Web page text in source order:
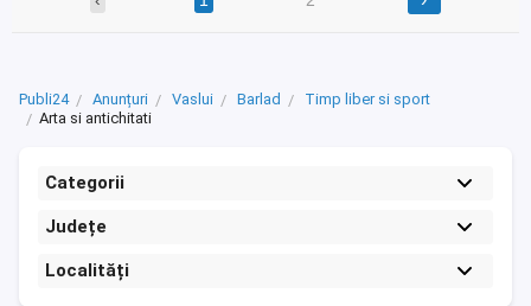
Publi24 Anunțuri Vaslui Barlad
Timp liber si sport
Arta si antichitati
Categorii
Județe
Localități